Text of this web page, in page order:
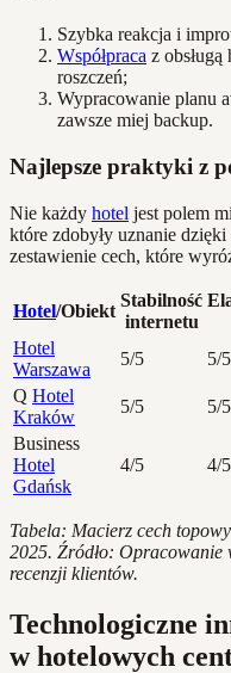
Szybka reakcja i
Współpraca z
roszczeń;
Wypracowanie planu
zawsze miej backup.
Najlepsze praktyki z
Nie każdy hotel jest polem
które zdobyły uznanie
zestawienie cech, które
Hotel/Obiekt
Stabilność
internetu
Hotel
Warszawa
5/5 5/5
Q Hotel
Kraków
5/5 5/5
Business
Hotel
Gdańsk
4/5 4/5
Tabela: Macierz cech
2025. Źródło: Opracowanie
recenzji klientów.
Technologiczne
w hotelowych